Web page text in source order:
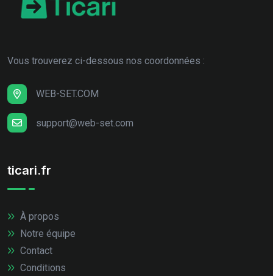
Vous trouverez ci-dessous nos coordonnées :
WEB-SET.COM
support@web-set.com
ticari.fr
À propos
Notre équipe
Contact
Conditions